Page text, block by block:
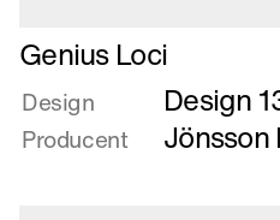
Læs
mere
om
Genius
Loci
Genius Loci
Design Design
Producent